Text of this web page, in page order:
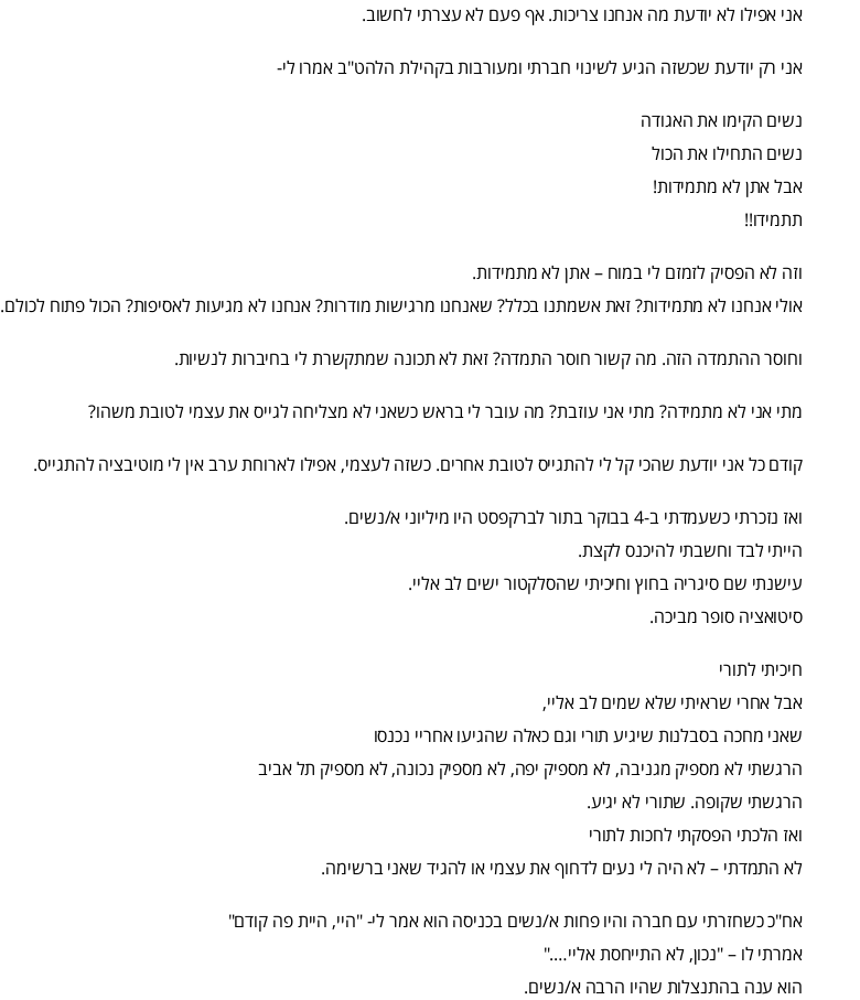
אני אפילו לא יודעת מה אנחנו צריכות. אף פעם לא עצרתי לחשוב.
אני רק יודעת שכשזה הגיע לשינוי חברתי ומעורבות בקהילת הלהט"ב אמרו לי-
נשים הקימו את האגודה
נשים התחילו את הכול
אבל אתן לא מתמידות!
תתמידו!!
וזה לא הפסיק לזמזם לי במוח – אתן לא מתמידות.
אולי אנחנו לא מתמידות? זאת אשמתנו בכלל? שאנחנו מרגישות מודרות? אנחנו לא מגיעות לאסיפות? הכול פתוח לכולם.
וחוסר ההתמדה הזה. מה קשור חוסר התמדה? זאת לא תכונה שמתקשרת לי בחיברות לנשיות.
מתי אני לא מתמידה? מתי אני עוזבת? מה עובר לי בראש כשאני לא מצליחה לגייס את עצמי לטובת משהו?
קודם כל אני יודעת שהכי קל לי להתגייס לטובת אחרים. כשזה לעצמי, אפילו לארוחת ערב אין לי מוטיבציה להתגייס.
ואז נזכרתי כשעמדתי ב-4 בבוקר בתור לברקפסט היו מיליוני א/נשים.
הייתי לבד וחשבתי להיכנס לקצת.
עישנתי שם סיגריה בחוץ וחיכיתי שהסלקטור ישים לב אליי.
סיטואציה סופר מביכה.
חיכיתי לתורי
אבל אחרי שראיתי שלא שמים לב אליי,
שאני מחכה בסבלנות שיגיע תורי וגם כאלה שהגיעו אחריי נכנסו
הרגשתי לא מספיק מגניבה, לא מספיק יפה, לא מספיק נכונה, לא מספיק תל אביב
הרגשתי שקופה. שתורי לא יגיע.
ואז הלכתי הפסקתי לחכות לתורי
לא התמדתי – לא היה לי נעים לדחוף את עצמי או להגיד שאני ברשימה.
אח"כ כשחזרתי עם חברה והיו פחות א/נשים בכניסה הוא אמר לי- "היי, היית פה קודם"
אמרתי לו – "נכון, לא התייחסת אליי…."
הוא ענה בהתנצלות שהיו הרבה א/נשים.